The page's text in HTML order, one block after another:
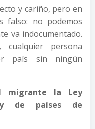
y cariño, pero en
falso: no podemos
va indocumentado.
cualquier persona
país sin ningún
migrante la Ley
de países de